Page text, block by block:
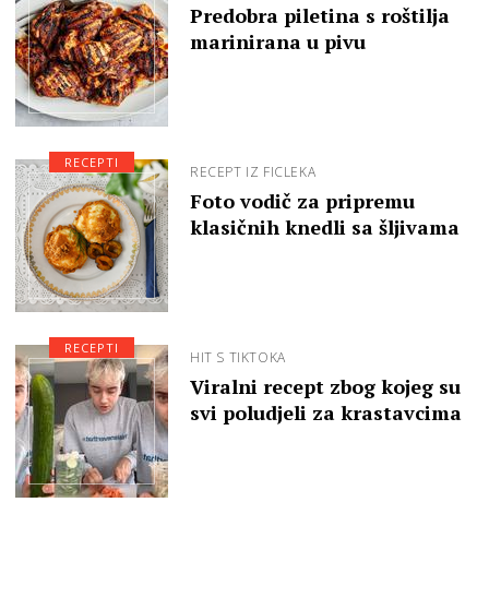
Predobra piletina s roštilja
marinirana u pivu
RECEPT IZ FICLEKA
Foto vodič za pripremu
klasičnih knedli sa šljivama
RECEPTI
HIT S TIKTOKA
Viralni recept zbog kojeg su
svi poludjeli za krastavcima
RECEPTI